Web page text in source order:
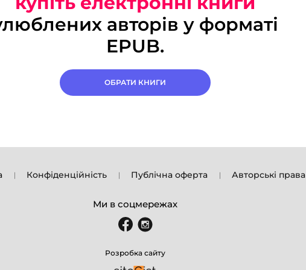
авторів у форматі
EPUB.
ОБРАТИ КНИГИ
Конфіденційність Публічна оферта Авторські права
Ми в соцмережах
Розробка сайту